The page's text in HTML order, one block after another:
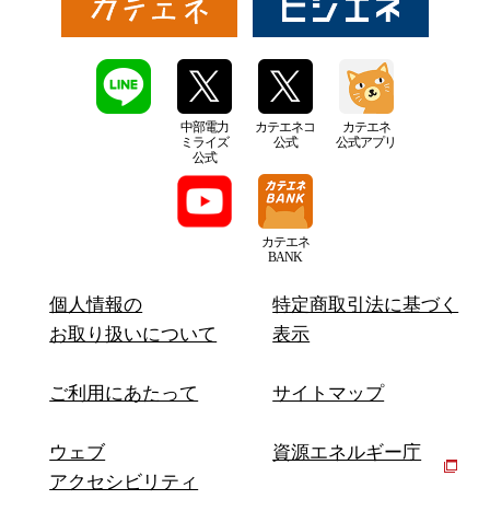
中部電力
ミライズ
公式
カテエネコ
公式
カテエネ
公式アプリ
カテエネ
BANK
個人情報の
お取り扱いについて
特定商取引法に基づく
表示
ご利用にあたって サイトマップ
ウェブ
アクセシビリティ
資源エネルギー庁